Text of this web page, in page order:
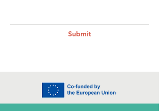
Submit